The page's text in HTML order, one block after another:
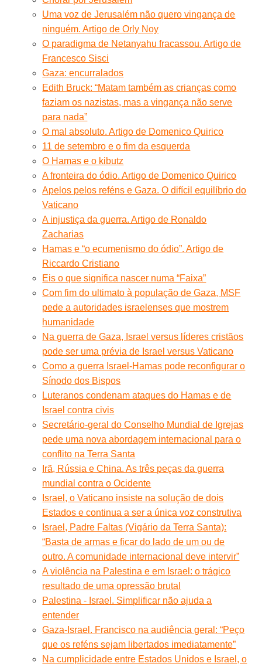
Uma voz de Jerusalém não quero vingança de
ninguém. Artigo de Orly Noy
O paradigma de Netanyahu fracassou. Artigo de
Francesco Sisci
Gaza: encurralados
Edith Bruck: “Matam também as crianças como
faziam os nazistas, mas a vingança não serve
para nada”
O mal absoluto. Artigo de Domenico Quirico
11 de setembro e o fim da esquerda
O Hamas e o kibutz
A fronteira do ódio. Artigo de Domenico Quirico
Apelos pelos reféns e Gaza. O difícil equilíbrio do
Vaticano
A injustiça da guerra. Artigo de Ronaldo
Zacharias
Hamas e “o ecumenismo do ódio”. Artigo de
Riccardo Cristiano
Eis o que significa nascer numa “Faixa”
Com fim do ultimato à população de Gaza, MSF
pede a autoridades israelenses que mostrem
humanidade
Na guerra de Gaza, Israel versus líderes cristãos
pode ser uma prévia de Israel versus Vaticano
Como a guerra Israel-Hamas pode reconfigurar o
Sínodo dos Bispos
Luteranos condenam ataques do Hamas e de
Israel contra civis
Secretário-geral do Conselho Mundial de Igrejas
pede uma nova abordagem internacional para o
conflito na Terra Santa
Irã, Rússia e China. As três peças da guerra
mundial contra o Ocidente
Israel, o Vaticano insiste na solução de dois
Estados e continua a ser a única voz construtiva
Israel, Padre Faltas (Vigário da Terra Santa):
“Basta de armas e ficar do lado de um ou de
outro. A comunidade internacional deve intervir”
A violência na Palestina e em Israel: o trágico
resultado de uma opressão brutal
Palestina - Israel. Simplificar não ajuda a
entender
Gaza-Israel. Francisco na audiência geral: “Peço
que os reféns sejam libertados imediatamente”
Na cumplicidade entre Estados Unidos e Israel, o